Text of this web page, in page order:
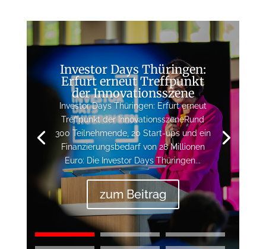
Investor Days Thüringen:
Erfurt erneut Treffpunkt
der Innovationsszene
Investor Days Thüringen: Erfurt erneut
Treffpunkt der InnovationsszeneRund
300 Teilnehmende, 20 Start-ups und ein
Finanzierungsbedarf von 28 Millionen
Euro: Die Investor Days Thüringen...
zum Beitrag